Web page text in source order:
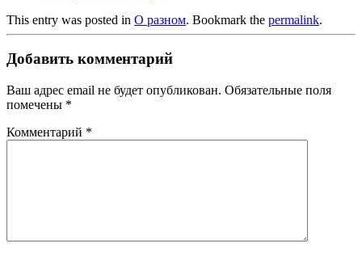
This entry was posted in О разном. Bookmark the permalink.
Добавить комментарий
Ваш адрес email не будет опубликован. Обязательные поля
помечены *
Комментарий *